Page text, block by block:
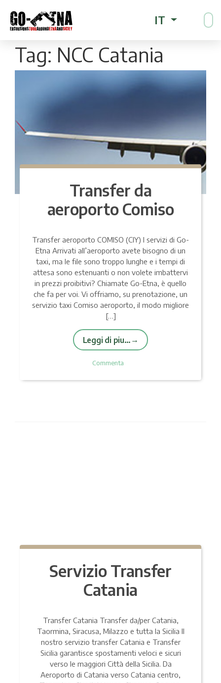
IT
Tag: NCC Catania
Transfer da
aeroporto Comiso
Transfer aeroporto COMISO (CIY) I servizi di Go-
Etna Arrivati all’aeroporto avete bisogno di un
taxi, ma le file sono troppo lunghe e i tempi di
attesa sono estenuanti o non volete imbattervi
in prezzi proibitivi? Chiamate Go-Etna, è quello
che fa per voi. Vi offriamo, su prenotazione, un
servizio taxi Comiso aeroporto, il modo migliore
[…]
Leggi di piu…
Commenta
Servizio Transfer
Catania
Transfer Catania Transfer da/per Catania,
Taormina, Siracusa, Milazzo e tutta la Sicilia Il
nostro servizio transfer Catania e Transfer
Sicilia garantisce spostamenti veloci e sicuri
verso le maggiori Città della Sicilia. Da
Aeroporto di Catania verso Catania centro,